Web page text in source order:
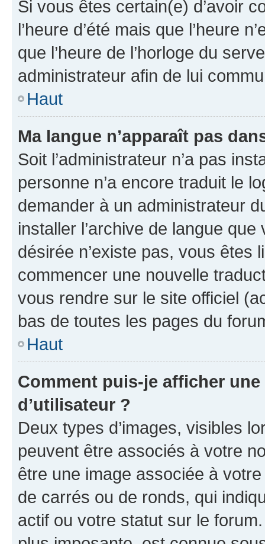
Si vous êtes certain(e) d’avoir
l’heure d’été mais que l’heure
que l’heure de l’horloge du
administrateur afin de lui
Haut
Ma langue n’apparaît pas
Soit l’administrateur n’a pas
personne n’a encore traduit le
demander à un administrateur
installer l’archive de langue
désirée n’existe pas, vous êtes
commencer une nouvelle
vous rendre sur le site officiel
bas de toutes les pages du
Haut
Comment puis-je afficher
d’utilisateur ?
Deux types d’images, visibles
peuvent être associés à votre
être une image associée à
de carrés ou de ronds, qui
actif ou votre statut sur le